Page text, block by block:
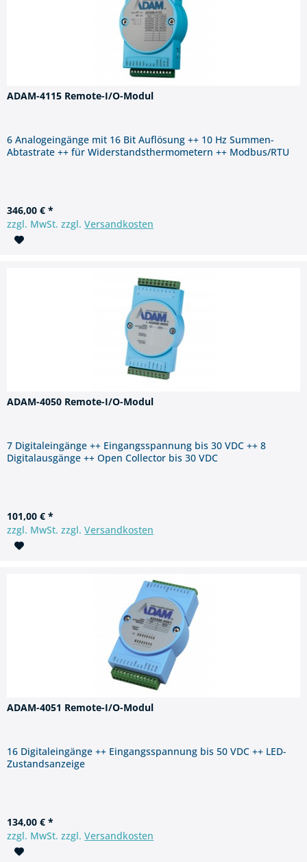
ADAM-4115 Remote-I/O-Modul
6 Analogeingänge mit 16 Bit Auflösung ++ 10 Hz Summen-
Abtastrate ++ für Widerstandsthermometern ++ Modbus/RTU
346,00 € *
zzgl. MwSt. zzgl.Versandkosten
ADAM-4050 Remote-I/O-Modul
7 Digitaleingänge ++ Eingangsspannung bis 30 VDC ++ 8
Digitalausgänge ++ Open Collector bis 30 VDC
101,00 € *
zzgl. MwSt. zzgl.Versandkosten
ADAM-4051 Remote-I/O-Modul
16 Digitaleingänge ++ Eingangsspannung bis 50 VDC ++ LED-
Zustandsanzeige
134,00 € *
zzgl. MwSt. zzgl.Versandkosten